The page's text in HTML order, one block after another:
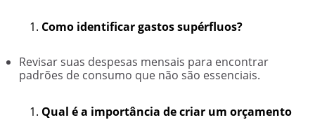
Como identificar gastos supérfluos?
Revisar suas despesas mensais para encontrar
padrões de consumo que não são essenciais.
Qual é a importância de criar um orçamento